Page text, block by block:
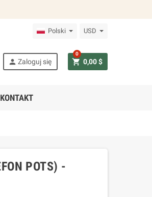
Polski USD
person Zaloguj się shopping_cart 0,00 $
0
KONTAKT
POTS) -